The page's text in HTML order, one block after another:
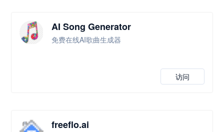
AI Song Generator
免费在线AI歌曲生成器
访问
freeflo.ai